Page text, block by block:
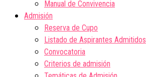
Manual de Convivencia
Admisión
Reserva de Cupo
Listado de Aspirantes Admitidos
Convocatoria
Criterios de admisión